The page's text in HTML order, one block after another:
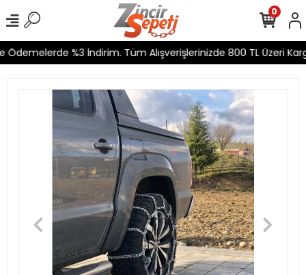
%3 İndirim. Tüm Alışverişlerinizde 800 TL Üzeri
0